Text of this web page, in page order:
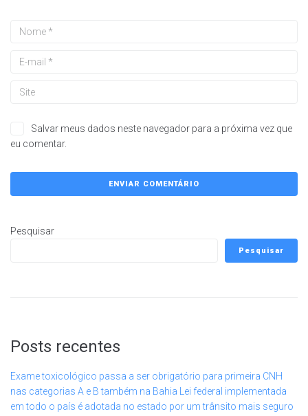
Salvar meus dados neste navegador para a próxima vez que
eu comentar.
Pesquisar
Pesquisar
Posts recentes
Exame toxicológico passa a ser obrigatório para primeira CNH
nas categorias A e B também na Bahia Lei federal implementada
em todo o país é adotada no estado por um trânsito mais seguro